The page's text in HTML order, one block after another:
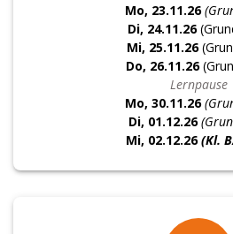
Mo, 23.11.26
Di, 24.11.26
Mi, 25.11.26
Do, 26.11.26
Lernpause
Mo, 30.11.26
Di, 01.12.26
Mi, 02.12.26 (Kl.